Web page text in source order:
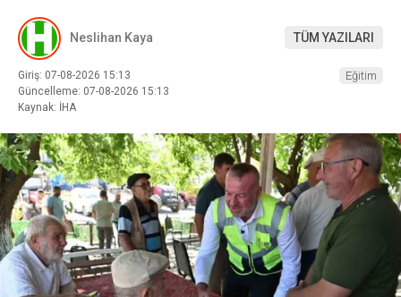
Neslihan Kaya TÜM YAZILARI
Giriş: 07-08-2026 15:13
Güncelleme: 07-08-2026 15:13
Kaynak: İHA
Eğitim